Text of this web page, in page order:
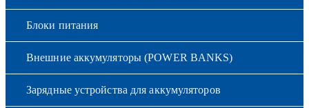
Блоки питания
Внешние аккумуляторы (POWER BANKS)
Зарядные устройства для аккумуляторов